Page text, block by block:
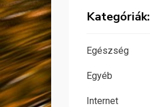
Kategóriák:
Egészség
Egyéb
Internet